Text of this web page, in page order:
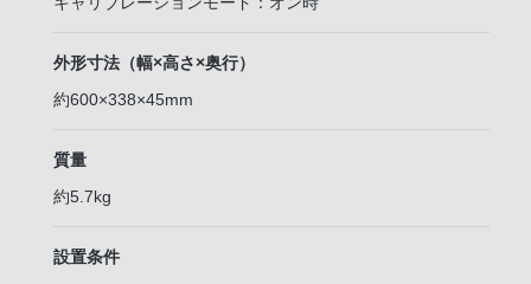
外形寸法（幅×高さ×奥行）
約600×338×45mm
質量
約5.7kg
設置条件